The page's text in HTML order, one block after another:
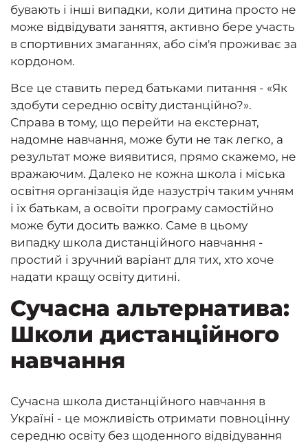
бувають і інші випадки, коли дитина просто не
може відвідувати заняття, активно бере участь
в спортивних змаганнях, або сім'я проживає за
кордоном.
Все це ставить перед батьками питання - «Як
здобути середню освіту дистанційно?».
Справа в тому, що перейти на екстернат,
надомне навчання, може бути не так легко, а
результат може виявитися, прямо скажемо, не
вражаючим. Далеко не кожна школа і міська
освітня організація йде назустріч таким учням
і їх батькам, а освоїти програму самостійно
може бути досить важко. Саме в цьому
випадку школа дистанційного навчання -
простий і зручний варіант для тих, хто хоче
надати кращу освіту дитині.
Сучасна альтернатива:
Школи дистанційного
навчання
Сучасна школа дистанційного навчання в
Україні - це можливість отримати повноцінну
середню освіту без щоденного відвідування